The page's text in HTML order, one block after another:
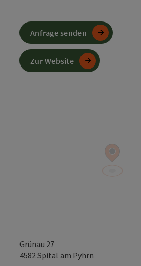
Grünau 27
4582 Spital am Pyhrn
Anfrage senden
Zur Website